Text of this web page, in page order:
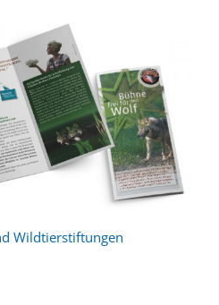
Wildtierstiftungen